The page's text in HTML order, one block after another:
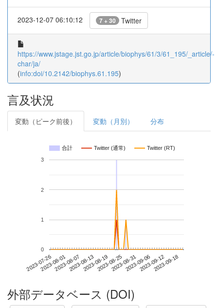
2023-12-07 06:10:12 7 + 30 Twitter
https://www.jstage.jst.go.jp/article/biophys/61/3/61_195/_article/-
char/ja/
(info:doi/10.2142/biophys.61.195)
言及状況
変動（ピーク前後） 変動（月別） 分布
合計 Twitter (通常) Twitter (RT)
2023-07-262023-08-012023-08-072023-08-132023-08-192023-08-252023-08-312023-09-062023-09-122023-09-18
0
1
2
3
外部データベース (DOI)